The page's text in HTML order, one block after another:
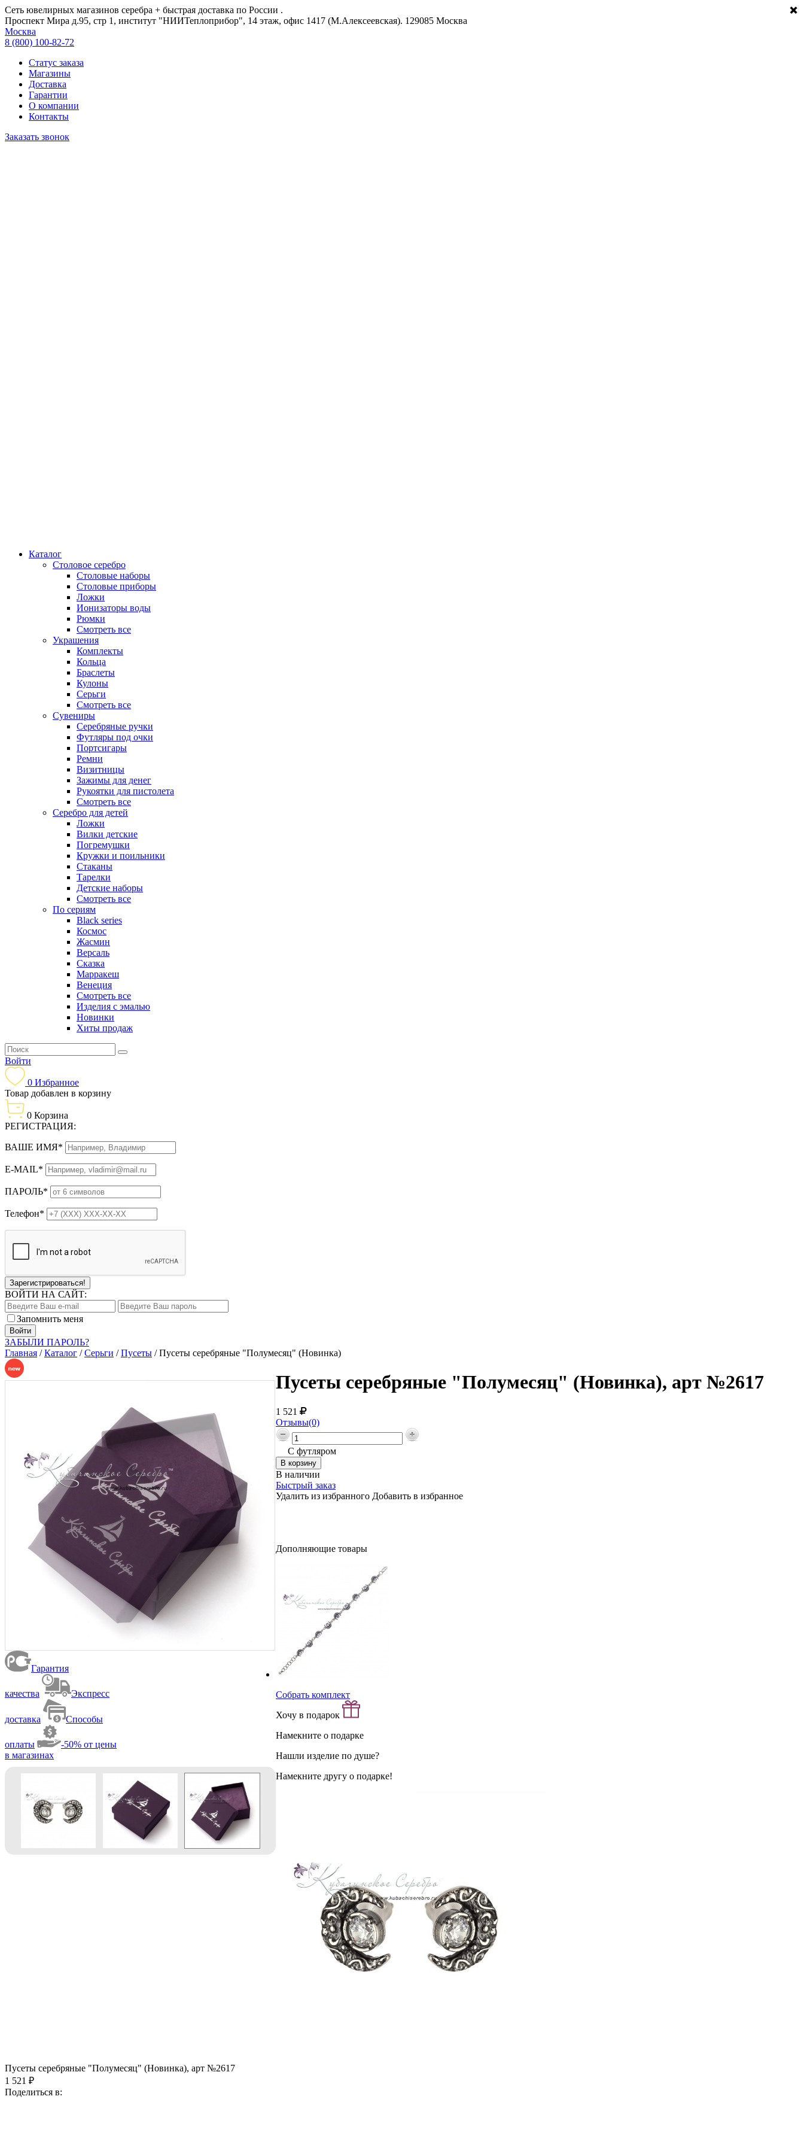
Сеть ювелирных магазинов серебра + быстрая доставка по России .
Проспект Мира д.95, стр 1, институт "НИИТеплоприбор", 14 этаж, офис 1417 (М.Алексеевская). 129085 Москва
Москва
8 (800) 100-82-72
Статус заказа
Магазины
Доставка
Гарантии
О компании
Контакты
Заказать звонок
Каталог
Столовое серебро
Столовые наборы
Столовые приборы
Ложки
Ионизаторы воды
Рюмки
Смотреть все
Украшения
Комплекты
Кольца
Браслеты
Кулоны
Серьги
Смотреть все
Сувениры
Серебряные ручки
Футляры под очки
Портсигары
Ремни
Визитницы
Зажимы для денег
Рукоятки для пистолета
Смотреть все
Серебро для детей
Ложки
Вилки детские
Погремушки
Кружки и поильники
Стаканы
Тарелки
Детские наборы
Смотреть все
По сериям
Black series
Космос
Жасмин
Версаль
Сказка
Марракеш
Венеция
Смотреть все
Изделия с эмалью
Новинки
Хиты продаж
Войти
0 Избранное
Товар добавлен в корзину
0 Корзина
РЕГИСТРАЦИЯ:
ВАШЕ ИМЯ*
E-MAIL*
ПАРОЛЬ*
Телефон*
Зарегистрироваться!
ВОЙТИ НА САЙТ:
Запомнить меня
ЗАБЫЛИ ПАРОЛЬ?
Главная /Каталог /Серьги /Пусеты /Пусеты серебряные "Полумесяц" (Новинка)
Гарантия
качества Экспресс
доставка Способы
оплаты
-50% от цены
в магазинах
Пусеты серебряные "Полумесяц" (Новинка), арт №2617
1 521
Отзывы(0)
С футляром
В наличии
Быстрый заказ
Удалить из избранного Добавить в избранное
Дополняющие товары
Собрать комплект
Хочу в подарок
Намекните о подарке
Нашли изделие по душе?
Намекните другу о подарке!
Пусеты серебряные "Полумесяц" (Новинка), арт №2617
1 521 ₽
Поделиться в: